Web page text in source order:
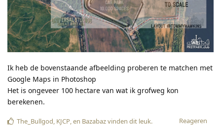
Ik heb de bovenstaande afbeelding proberen te matchen met
Google Maps in Photoshop
Het is ongeveer 100 hectare van wat ik grofweg kon
berekenen.
Reageren
The_Bullgod, KJCP, en Bazabazvinden dit leuk.